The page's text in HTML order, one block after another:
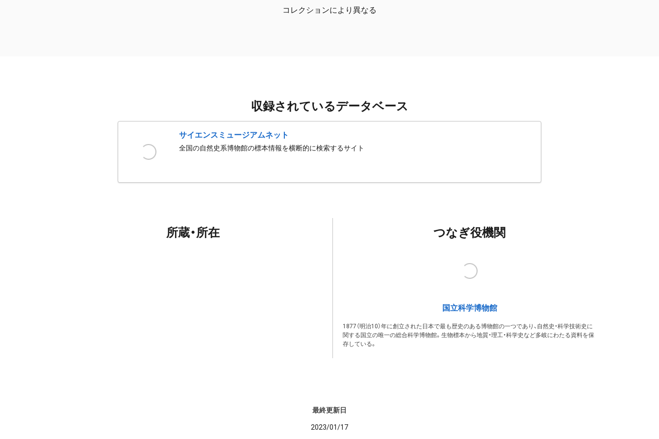
コレクションにより異なる
収録されているデータベース
サイエンスミュージアムネット
全国の自然史系博物館の標本情報を横断的に検索するサイト
所蔵・所在 つなぎ役機関
国立科学博物館
1877（明治10）年に創立された日本で最も歴史のある博物館の一つであり、自然史・科学技術史に
関する国立の唯一の総合科学博物館。生物標本から地質・理工・科学史など多岐にわたる資料を保
存している。
最終更新日
2023/01/17